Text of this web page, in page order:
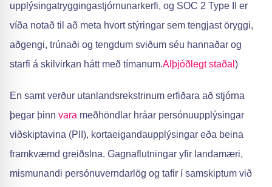
upplýsingatryggingastjórnunarkerfi, og SOC 2 Type II er
víða notað til að meta hvort stýringar sem tengjast öryggi,
aðgengi, trúnaði og tengdum sviðum séu hannaðar og
starfi á skilvirkan hátt með tímanum.Alþjóðlegt staðal )
En samt verður utanlandsrekstrinum erfiðara að stjórna
þegar þinn vara meðhöndlar hráar persónuupplýsingar
viðskiptavina (PII), kortaeigandaupplýsingar eða beina
framkvæmd greiðslna. Gagnaflutningar yfir landamæri,
mismunandi persónuverndarlög og tafir í samskiptum við